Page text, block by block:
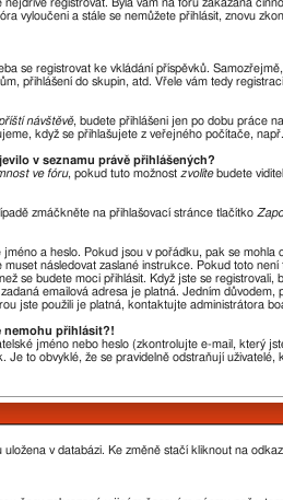
registrovat. Byla vám na fóru zakázána
vyloučeni a stále se nemůžete přihlásit, znovu
se registrovat ke vkládání příspěvků.
přihlášení do skupin, atd. Vřele vám tedy
návštěvě, budete přihlášeni jen po dobu práce
když se přihlašujete z veřejného počítače,
v seznamu právě přihlášených?
ve fóru, pokud tuto možnost zvolítebudete
zmáčkněte na přihlašovací stránce tlačítko
a heslo. Pokud jsou v pořádku, pak se
muset následovat zaslané instrukce. Pokud toto
se budete moci přihlásit. Když jste se
emailová adresa je platná. Jedním
jste použili je platná, kontaktujte administrátora
nemohu přihlásit?!
jméno nebo heslo (zkontrolujte e-mail, který
Je to obvyklé, že se pravidelně odstraňují
v databázi. Ke změně stačí kliknout na odkaz